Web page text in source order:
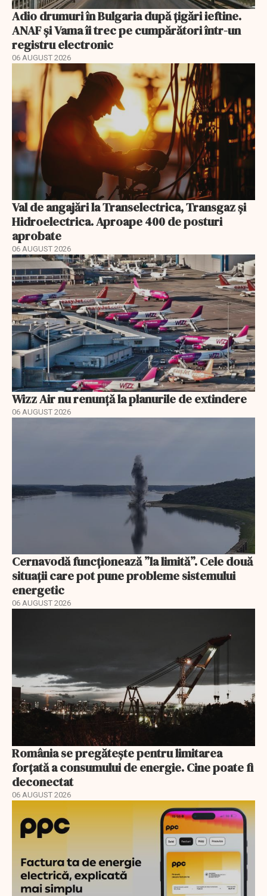
Adio drumuri în Bulgaria după țigări ieftine.
ANAF și Vama îi trec pe cumpărători într-un
registru electronic
06 AUGUST 2026
Val de angajări la Transelectrica, Transgaz și
Hidroelectrica. Aproape 400 de posturi
aprobate
06 AUGUST 2026
Wizz Air nu renunță la planurile de extindere
06 AUGUST 2026
Cernavodă funcționează ”la limită”. Cele două
situații care pot pune probleme sistemului
energetic
06 AUGUST 2026
România se pregătește pentru limitarea
forțată a consumului de energie. Cine poate fi
deconectat
06 AUGUST 2026